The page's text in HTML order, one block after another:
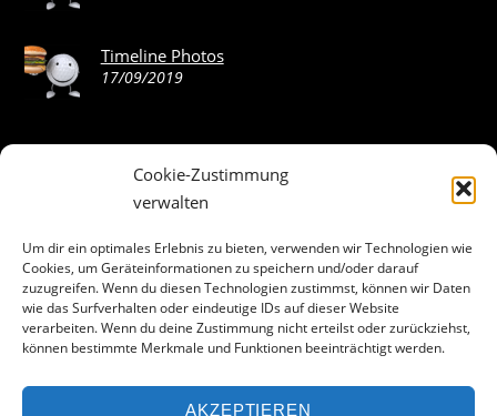
Cookie-Zustimmung
verwalten
Um dir ein optimales Erlebnis zu bieten, verwenden wir Technologien wie
Cookies, um Geräteinformationen zu speichern und/oder darauf
zuzugreifen. Wenn du diesen Technologien zustimmst, können wir Daten
wie das Surfverhalten oder eindeutige IDs auf dieser Website
verarbeiten. Wenn du deine Zustimmung nicht erteilst oder zurückziehst,
können bestimmte Merkmale und Funktionen beeinträchtigt werden.
AKZEPTIEREN
Timeline Photos
17/09/2019
ABOUT THE LANDING THEME…
The Landing theme is a one-page design WordPress theme
that’s focused on getting your audience to follow-through
with your call-to-action. Built to work seamlessly with our
drag & drop Builder plugin, it gives you the ability to
customize the look and feel of your content.